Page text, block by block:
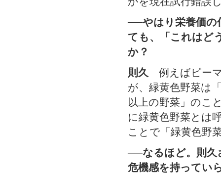
──やはり栄養価の
ても、「これはど
か？
則久
例えばピー
が、緑黄色野菜は
以上の野菜」のこ
に緑黄色野菜とは
ことで「緑黄色野
──なるほど。則久
危機感を持ってい